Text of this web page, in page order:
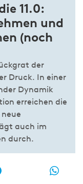
11.0:
und
(noch
der
Druck. In einer
Dynamik
erreichen die
auch im
durch.